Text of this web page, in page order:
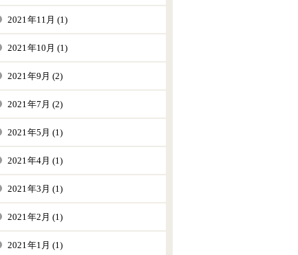
2021年11月 (1)
2021年10月 (1)
2021年9月 (2)
2021年7月 (2)
2021年5月 (1)
2021年4月 (1)
2021年3月 (1)
2021年2月 (1)
2021年1月 (1)